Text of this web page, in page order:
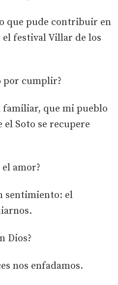
que pude contribuir en
el festival Villar de los
por cumplir?
familiar, que mi pueblo
el Soto se recupere
el amor?
sentimiento: el
Dios?
nos enfadamos.